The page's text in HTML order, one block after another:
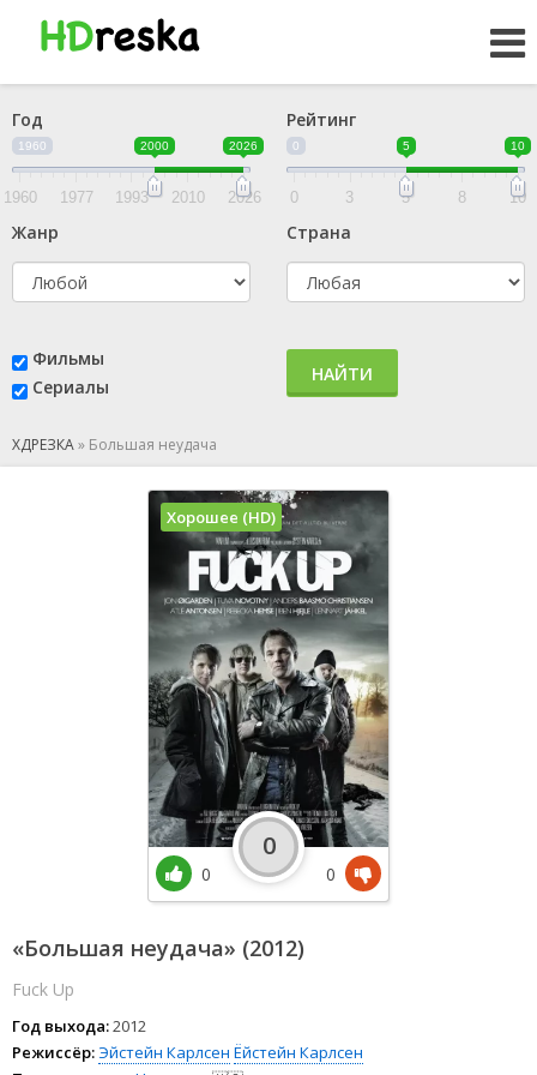
Год
1960 2000 2026
1960 1977 1993 2010 2026
Рейтинг
0 5 10
0 3 5 8 10
Жанр Страна
Фильмы
Сериалы
НАЙТИ
ХДРЕЗКА» Большая неудача
«Большая неудача» (2012)
Fuck Up
Год выхода:2012
Режиссёр:Эйстейн Карлсен Ёйстейн Карлсен
Хорошее (HD)
0
0
0